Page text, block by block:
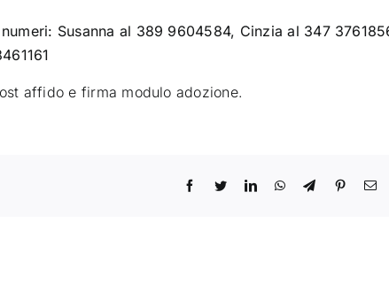
Susanna al 389 9604584, Cinzia al 347
affido e firma modulo adozione.